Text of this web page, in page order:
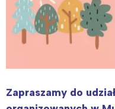
Zapraszamy do